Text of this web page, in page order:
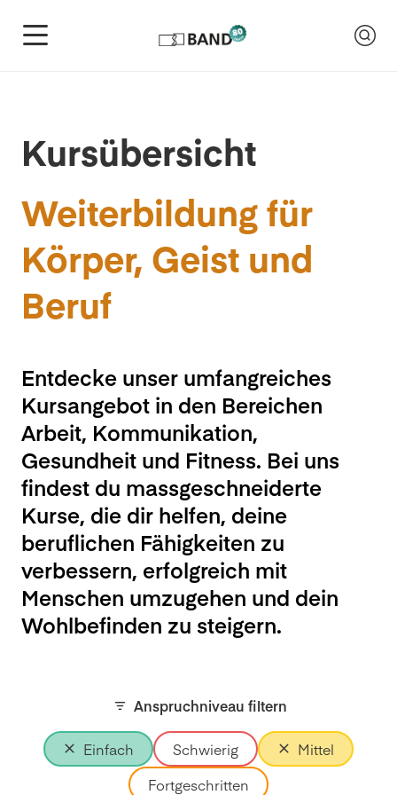
Kursübersicht
Weiterbildung für
Körper, Geist und
Beruf
Entdecke unser umfangreiches
Kursangebot in den Bereichen
Arbeit, Kommunikation,
Gesundheit und Fitness. Bei uns
findest du massgeschneiderte
Kurse, die dir helfen, deine
beruflichen Fähigkeiten zu
verbessern, erfolgreich mit
Menschen umzugehen und dein
Wohlbefinden zu steigern.
Anspruchniveau filtern
Einfach Schwierig
Mittel
Fortgeschritten